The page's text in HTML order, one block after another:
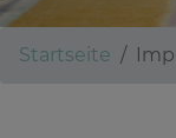
Startseite